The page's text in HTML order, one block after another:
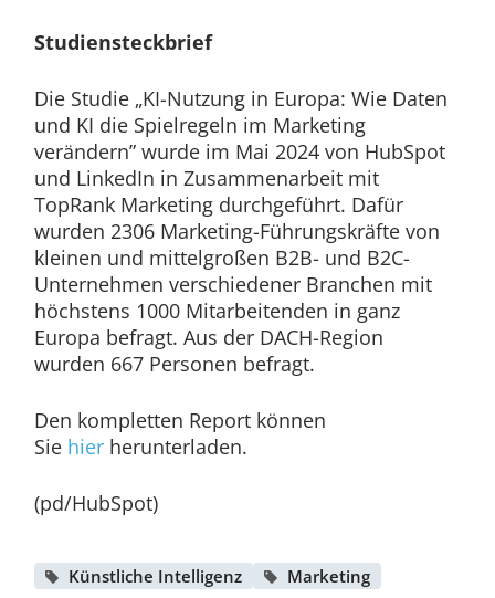
Studiensteckbrief
Die Studie „KI-Nutzung in Europa: Wie Daten
und KI die Spielregeln im Marketing
verändern” wurde im Mai 2024 von HubSpot
und LinkedIn in Zusammenarbeit mit
TopRank Marketing durchgeführt. Dafür
wurden 2306 Marketing-Führungskräfte von
kleinen und mittelgroßen B2B- und B2C-
Unternehmen verschiedener Branchen mit
höchstens 1000 Mitarbeitenden in ganz
Europa befragt. Aus der DACH-Region
wurden 667 Personen befragt.
Den kompletten Report können
Sie hierherunterladen.
(pd/HubSpot)
Künstliche Intelligenz Marketing